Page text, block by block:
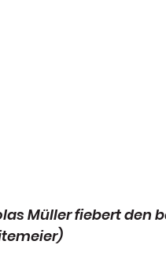
Müller fiebert den